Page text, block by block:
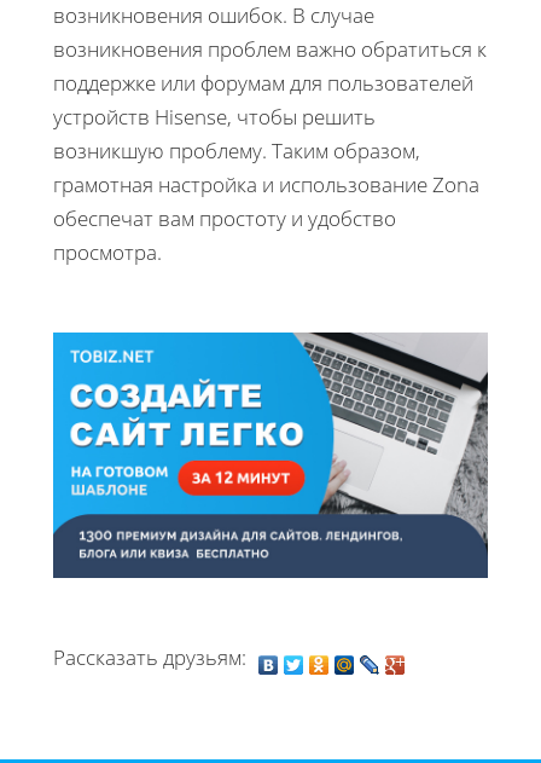
возникновения ошибок. В случае
возникновения проблем важно обратиться к
поддержке или форумам для пользователей
устройств Hisense, чтобы решить
возникшую проблему. Таким образом,
грамотная настройка и использование Zona
обеспечат вам простоту и удобство
просмотра.
Рассказать друзьям: